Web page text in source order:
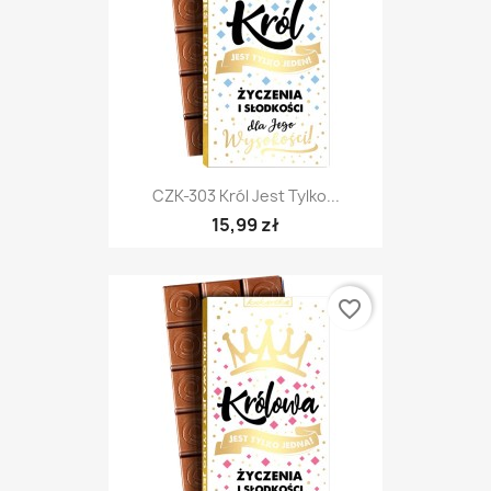
CZK-303 Król Jest Tylko...
15,99 zł
favorite_border